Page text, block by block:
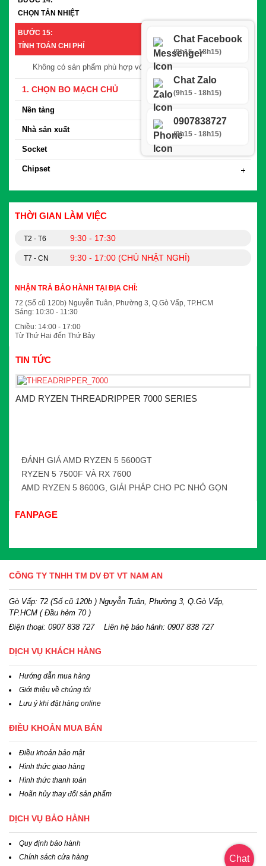
CHỌN TẢN NHIỆT
BƯỚC 15:
TÍNH TOÁN CHI PHÍ
Không có sản phẩm phù hợp với yêu cầu tìm kiếm
1. CHỌN BO MẠCH CHỦ
Nền tảng
Nhà sản xuất
Socket
Chipset
THỜI GIAN LÀM VIỆC
T2 - T6 9:30 - 17:30
T7 - CN 9:30 - 17:00 (CHỦ NHẬT NGHỈ)
NHẬN TRẢ BẢO HÀNH TẠI ĐỊA CHỈ:
72 (Số cũ 120b) Nguyễn Tuân, Phường 3, Q.Gò Vấp, TP.HCM
Sáng: 10:30 - 11:30
Chiều: 14:00 - 17:00
Từ Thứ Hai đến Thứ Bảy
TIN TỨC
AMD RYZEN THREADRIPPER 7000 SERIES
ĐÁNH GIÁ AMD RYZEN 5 5600GT
RYZEN 5 7500F VÀ RX 7600
AMD RYZEN 5 8600G, GIẢI PHÁP CHO PC NHỎ GỌN
FANPAGE
CÔNG TY TNHH TM DV ĐT VT NAM AN
Gò Vấp: 72 (Số cũ 120b ) Nguyễn Tuân, Phường 3, Q.Gò Vấp,
TP.HCM ( Đầu hẻm 70 )
Điện thoại: 0907 838 727Liên hệ bảo hảnh: 0907 838 727
DỊCH VỤ KHÁCH HÀNG
Hướng dẫn mua hàng
Giới thiệu về chúng tôi
Lưu ý khi đặt hàng online
ĐIỀU KHOẢN MUA BÁN
Điều khoản bảo mật
Hình thức giao hàng
Hình thức thanh toán
Hoãn hủy thay đổi sản phẩm
DỊCH VỤ BẢO HÀNH
Quy định bảo hành
Chính sách cửa hàng
Chat
Chat Facebook
(9h15 - 18h15)
Chat Zalo
(9h15 - 18h15)
0907838727
(9h15 - 18h15)